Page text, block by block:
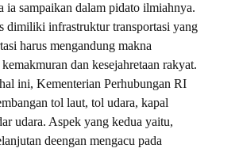
ia sampaikan dalam pidato ilmiahnya.
dimiliki infrastruktur transportasi yang
harus mengandung makna
dan kesejahretaan rakyat.
ini, Kementerian Perhubungan RI
tol laut, tol udara, kapal
udara. Aspek yang kedua yaitu,
deengan mengacu pada